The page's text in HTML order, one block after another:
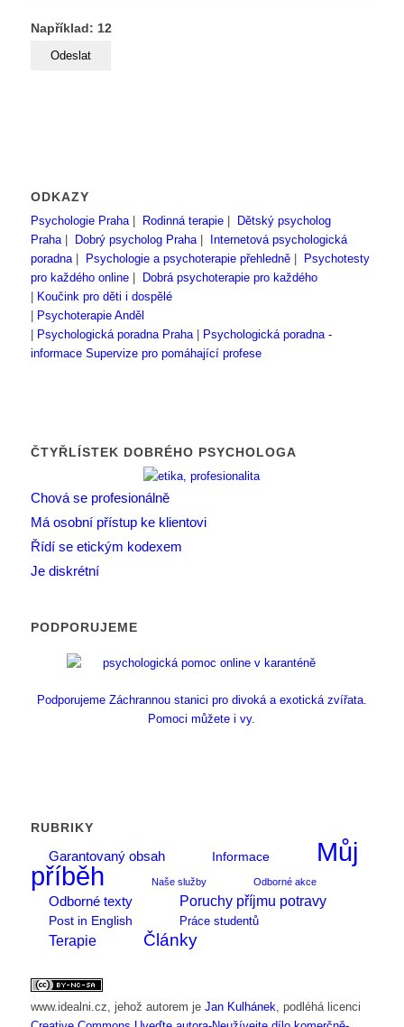
Například: 12
ODKAZY
Psychologie Praha| Rodinná terapie| Dětský psycholog
Praha| Dobrý psycholog Praha| Internetová psychologická
poradna| Psychologie a psychoterapie přehledně| Psychotesty
pro každého online| Dobrá psychoterapie pro každého
| Koučink pro děti i dospělé
| Psychoterapie Anděl
| Psychologická poradna Praha| Psychologická poradna -
informace Supervize pro pomáhající profese
ČTYŘLÍSTEK DOBRÉHO PSYCHOLOGA
Chová se profesionálně
Má osobní přístup ke klientovi
Řídí se etickým kodexem
Je diskrétní
PODPORUJEME
Podporujeme Záchrannou stanici pro divoká a exotická zvířata.
Pomoci můžete i vy.
RUBRIKY
Garantovaný obsah
Informace
Můj
příběh
Naše služby Odborné akce
Odborné texty Poruchy příjmu potravy
Post in English Práce studentů
Terapie Články
www.idealni.cz, jehož autorem je Jan Kulhánek, podléhá licenci